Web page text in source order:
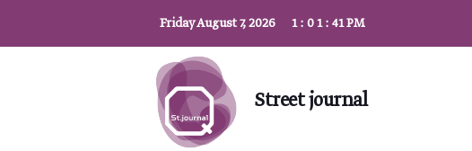
Friday August 7, 2026 1: 0 1: 42PM
Street journal